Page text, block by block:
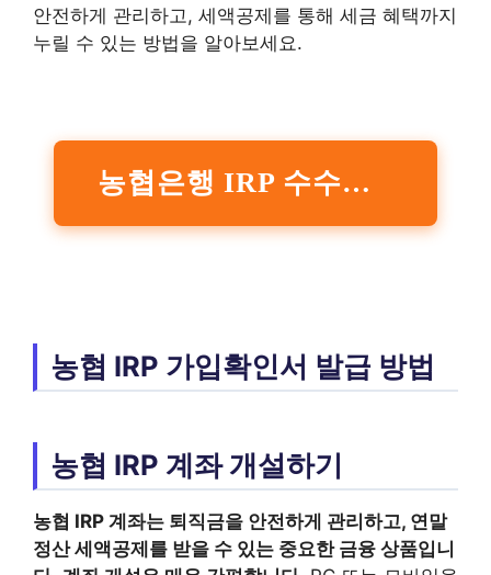
안전하게 관리하고, 세액공제를 통해 세금 혜택까지
누릴 수 있는 방법을 알아보세요.
농협은행 IRP 수수료율 바로가기
농협 IRP 가입확인서 발급 방법
농협 IRP 계좌 개설하기
농협 IRP 계좌는 퇴직금을 안전하게 관리하고, 연말
정산 세액공제를 받을 수 있는 중요한 금융 상품입니